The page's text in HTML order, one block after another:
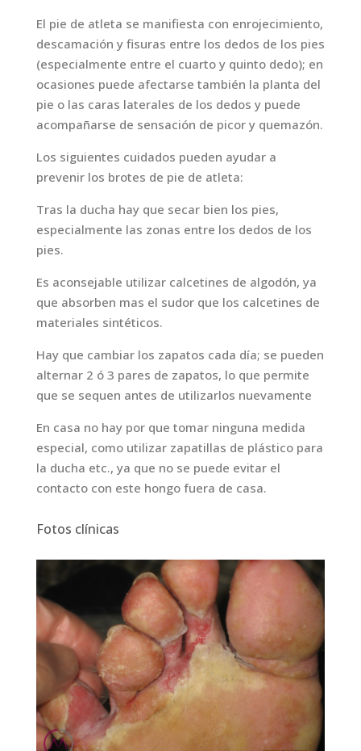
El pie de atleta se manifiesta con enrojecimiento,
descamación y fisuras entre los dedos de los pies
(especialmente entre el cuarto y quinto dedo); en
ocasiones puede afectarse también la planta del
pie o las caras laterales de los dedos y puede
acompañarse de sensación de picor y quemazón.
Los siguientes cuidados pueden ayudar a
prevenir los brotes de pie de atleta:
Tras la ducha hay que secar bien los pies,
especialmente las zonas entre los dedos de los
pies.
Es aconsejable utilizar calcetines de algodón, ya
que absorben mas el sudor que los calcetines de
materiales sintéticos.
Hay que cambiar los zapatos cada día; se pueden
alternar 2 ó 3 pares de zapatos, lo que permite
que se sequen antes de utilizarlos nuevamente
En casa no hay por que tomar ninguna medida
especial, como utilizar zapatillas de plástico para
la ducha etc., ya que no se puede evitar el
contacto con este hongo fuera de casa.
Fotos clínicas